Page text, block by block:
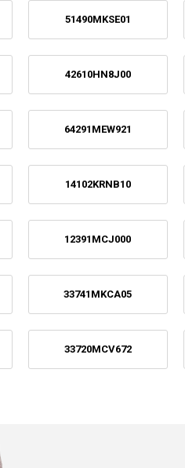
51490MKSE01
42610HN8J00
64291MEW921
14102KRNB10
12391MCJ000
33741MKCA05
33720MCV672